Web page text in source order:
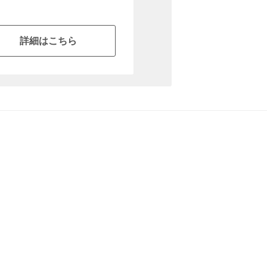
詳細はこちら